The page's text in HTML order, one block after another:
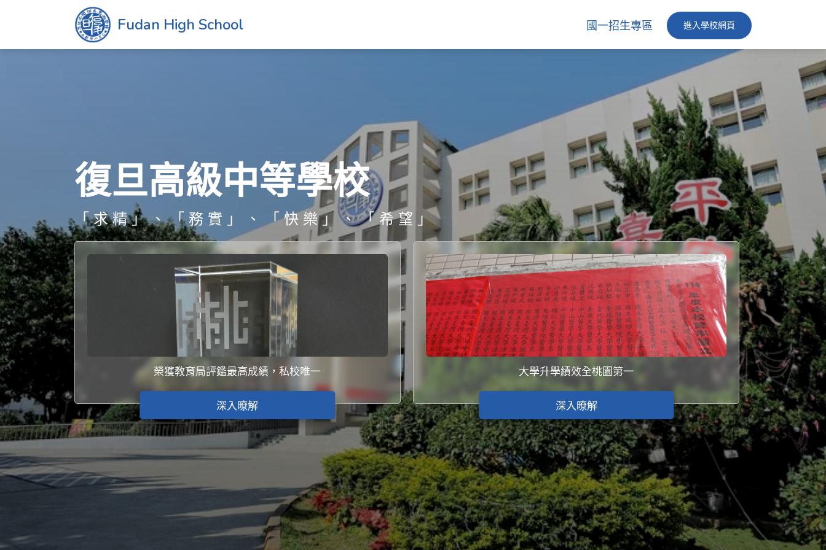
Fudan High School 國一招生專區 進入學校網頁
復旦高級中等學校
「求精」、「務實」、「快樂」、「希望」
榮獲教育局評鑑最高成績，私校唯一
深入暸解
大學升學績效全桃園第一
深入暸解